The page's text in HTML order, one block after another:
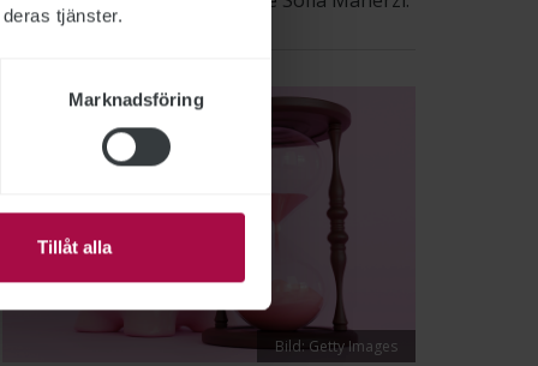
tjänster.
Marknadsföring
Tillåt alla
Bild: Getty Images